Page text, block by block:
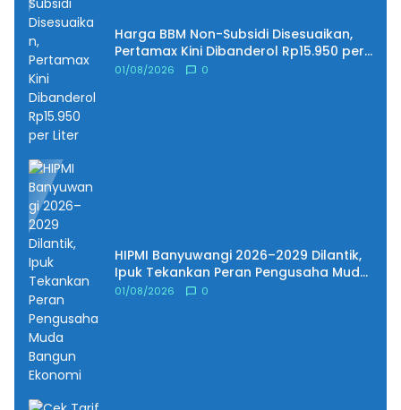
Harga BBM Non-Subsidi Disesuaikan,
Pertamax Kini Dibanderol Rp15.950 per
Liter
01/08/2026 0
HIPMI Banyuwangi 2026–2029 Dilantik,
Ipuk Tekankan Peran Pengusaha Muda
Bangun Ekonomi
01/08/2026 0